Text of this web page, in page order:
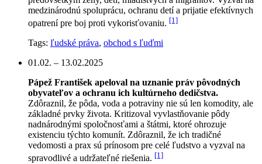
medzinárodnú spoluprácu, ochranu detí a prijatie efektívnych
opatrení pre boj proti vykorisťovaniu. [1]
Tags: ľudské práva, obchod s ľuďmi
01.02. – 13.02.2025
Pápež František apeloval na uznanie práv pôvodných
obyvateľov a ochranu ich kultúrneho dedičstva.
Zdôraznil, že pôda, voda a potraviny nie sú len komodity, ale
základné prvky života. Kritizoval vyvlastňovanie pôdy
nadnárodnými spoločnosťami a štátmi, ktoré ohrozuje
existenciu týchto komunít. Zdôraznil, že ich tradičné
vedomosti a prax sú prínosom pre celé ľudstvo a vyzval na
spravodlivé a udržateľné riešenia. [1]